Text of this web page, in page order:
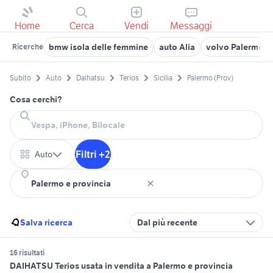
Home Cerca Vendi Messaggi
Ricerche bmw isola delle femmine auto Alia volvo Palermo
Subito Auto Daihatsu Terios Sicilia Palermo (Prov)
Cosa cerchi?
Auto Filtri +2
Salva ricerca Dal più recente
16 risultati
DAIHATSU Terios usata in vendita a Palermo e provincia